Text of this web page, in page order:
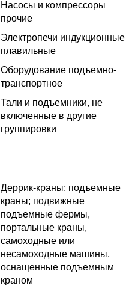
Насосы и компрессоры
прочие
Электропечи индукционные
плавильные
Оборудование подъемно-
транспортное
Тали и подъемники, не
включенные в другие
группировки
Деррик-краны; подъемные
краны; подвижные
подъемные фермы,
портальные краны,
самоходные или
несамоходные машины,
оснащенные подъемным
краном